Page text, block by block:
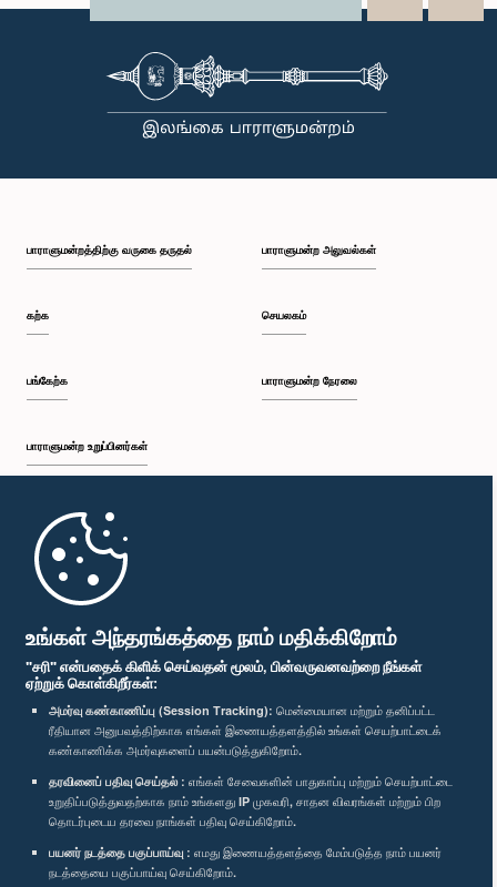
உங்கள் அந்தரங்கத்தை நாம் மதிக்கிறோம்
"சரி" என்பதைக் கிளிக் செய்வதன் மூலம், பின்வருவனவற்றை நீங்கள்
ஏற்றுக் கொள்கிறீர்கள்:
அமர்வு கண்காணிப்பு (Session Tracking): மென்மையான மற்றும் தனிப்பட்ட
ரீதியான அனுபவத்திற்காக எங்கள் இணையத்தளத்தில் உங்கள் செயற்பாட்டைக்
கண்காணிக்க அமர்வுகளைப் பயன்படுத்துகிறோம்.
தரவினைப் பதிவு செய்தல் : எங்கள் சேவைகளின் பாதுகாப்பு மற்றும் செயற்பாட்டை
உறுதிப்படுத்துவதற்காக நாம் உங்களது IP முகவரி, சாதன விவரங்கள் மற்றும் பிற
தொடர்புடைய தரவை நாங்கள் பதிவு செய்கிறோம்.
பயனர் நடத்தை பகுப்பாய்வு : எமது இணையத்தளத்தை மேம்படுத்த நாம் பயனர்
நடத்தையை பகுப்பாய்வு செய்கிறோம்.
பாராளுமன்றத்திற்கு வருகை தருதல்
கற்க
பங்கேற்க
பாராளுமன்ற உறுப்பினர்கள்
முதற்பக்கம்
பாராளுமன்ற அலுவல்கள்
செயலகம்
பாராளுமன்ற நேரலை
பாராளுமன்ற கையடக்க செயலி
எம்மை பின்தொடர்க :
விருதுகள்
தனியுரிமைக் கொள்கை